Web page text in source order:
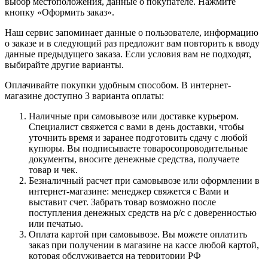
кнопку «Оформить заказ».
Наш сервис запоминает данные о пользователе, информацию
о заказе и в следующий раз предложит вам повторить к вводу
данные предыдущего заказа. Если условия вам не подходят,
выбирайте другие варианты.
Оплачивайте покупки удобным способом. В интернет-
магазине доступно 3 варианта оплаты:
Наличные при самовывозе или доставке курьером.
Специалист свяжется с вами в день доставки, чтобы
уточнить время и заранее подготовить сдачу с любой
купюры. Вы подписываете товаросопроводительные
документы, вносите денежные средства, получаете
товар и чек.
Безналичный расчет при самовывозе или оформлении в
интернет-магазине: менеджер свяжется с Вами и
выставит счет. Забрать товар возможно после
поступления денежных средств на р/с с доверенностью
или печатью.
Оплата картой при самовывозе. Вы можете оплатить
заказ при получении в магазине на кассе любой картой,
которая обслуживается на территории РФ